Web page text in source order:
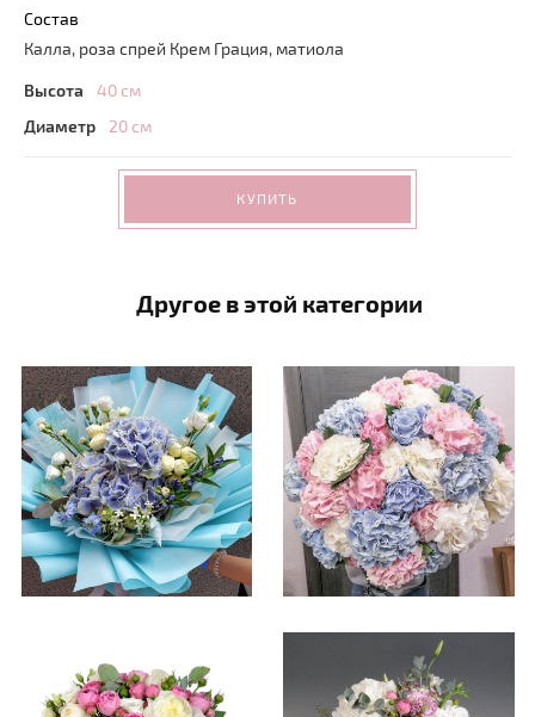
Состав
Калла, роза спрей Крем Грация, матиола
Высота
40 см
Диаметр
20 см
КУПИТЬ
Другое в этой категории